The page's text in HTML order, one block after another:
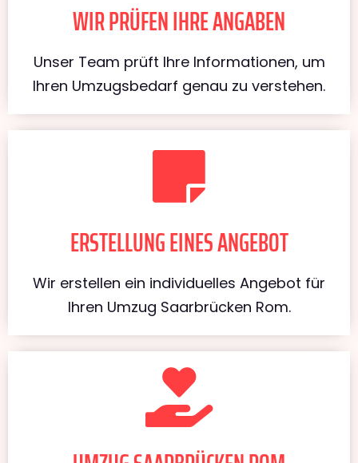
WIR PRÜFEN IHRE ANGABEN
Unser Team prüft Ihre Informationen, um
Ihren Umzugsbedarf genau zu verstehen.
ERSTELLUNG EINES ANGEBOT
Wir erstellen ein individuelles Angebot für
Ihren Umzug Saarbrücken Rom.